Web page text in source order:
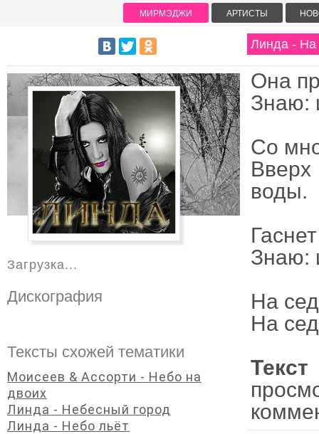
Линда - На
Она
Знаю:
Со
Вверх
воды.
Знаю:
На
На
Загрузка...
Дискография
Тексты схожей тематики
Моисеев & Ассорти - Небо на
двоих
Линда - Небесный город
Линда - Небо льёт
МИРМЭДЖИ АРТИСТЫ